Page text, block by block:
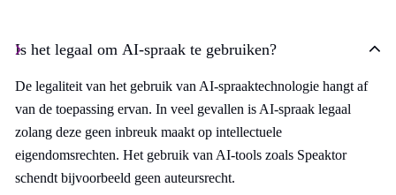
Is het legaal om AI-spraak te gebruiken?
De legaliteit van het gebruik van AI-spraaktechnologie hangt af
van de toepassing ervan. In veel gevallen is AI-spraak legaal
zolang deze geen inbreuk maakt op intellectuele
eigendomsrechten. Het gebruik van AI-tools zoals Speaktor
schendt bijvoorbeeld geen auteursrecht.